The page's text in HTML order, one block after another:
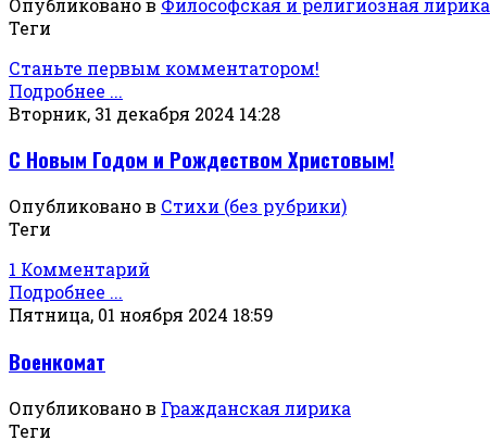
Теги
Станьте первым комментатором!
Подробнее ...
Вторник, 31 декабря 2024 14:28
С Новым Годом и Рождеством Христовым!
Опубликовано в Стихи (без рубрики)
Теги
1 Комментарий
Подробнее ...
Пятница, 01 ноября 2024 18:59
Военкомат
Опубликовано в Гражданская лирика
Теги